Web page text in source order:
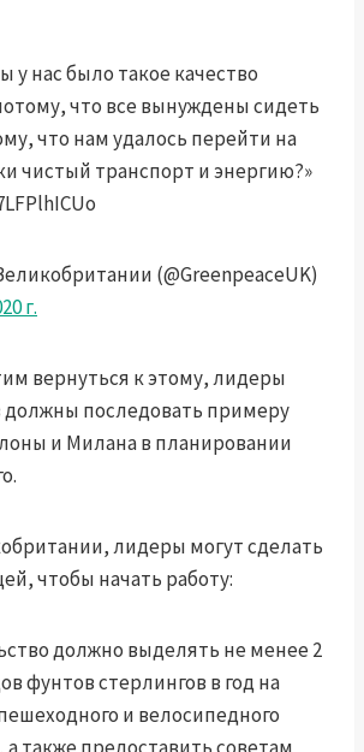
у нас было такое качество
что все вынуждены сидеть
что нам удалось перейти на
чистый транспорт и энергию?»
(@GreenpeaceUK)
г.
вернуться к этому, лидеры
должны последовать примеру
и Милана в планировании
лидеры могут сделать
чтобы начать работу:
должно выделять не менее 2
фунтов стерлингов в год на
и велосипедного